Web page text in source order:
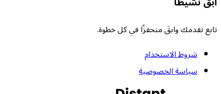
تابع تقدمك وابقَ متحفزًا في كل خطوة.
شروط الاستخدام
سياسة الخصوصية